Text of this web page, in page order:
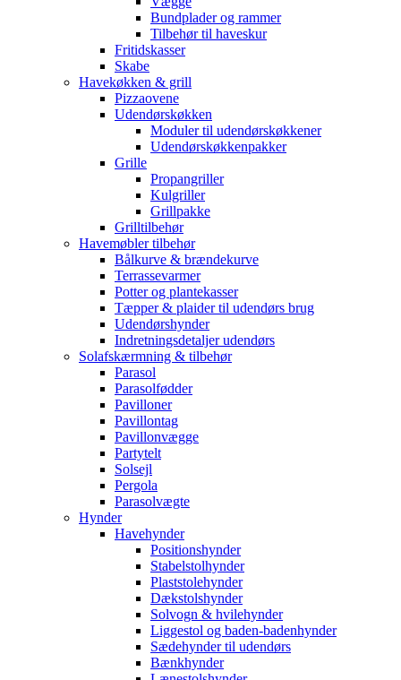
Bundplader og rammer
Tilbehør til haveskur
Fritidskasser
Skabe
Havekøkken & grill
Pizzaovene
Udendørskøkken
Moduler til udendørskøkkener
Udendørskøkkenpakker
Grille
Propangriller
Kulgriller
Grillpakke
Grilltilbehør
Havemøbler tilbehør
Bålkurve & brændekurve
Terrassevarmer
Potter og plantekasser
Tæpper & plaider til udendørs brug
Udendørshynder
Indretningsdetaljer udendørs
Solafskærmning & tilbehør
Parasol
Parasolfødder
Pavilloner
Pavillontag
Pavillonvægge
Partytelt
Solsejl
Pergola
Parasolvægte
Hynder
Havehynder
Positionshynder
Stabelstolhynder
Plaststolehynder
Dækstolshynder
Solvogn & hvilehynder
Liggestol og baden-badenhynder
Sædehynder til udendørs
Bænkhynder